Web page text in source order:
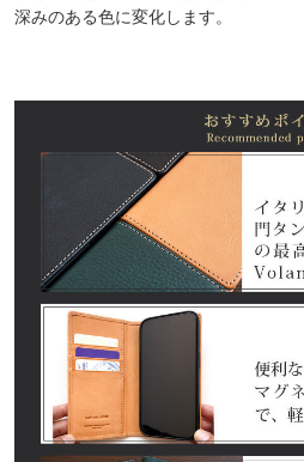
深みのある色に変化します。